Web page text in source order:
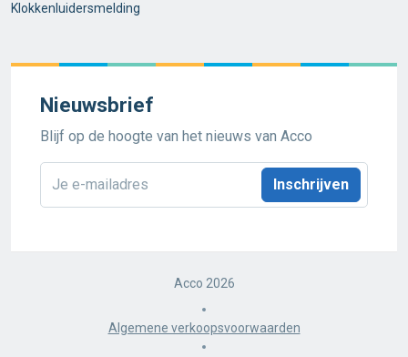
Klokkenluidersmelding
Nieuwsbrief
Blijf op de hoogte van het nieuws van Acco
Acco 2026
Algemene verkoopsvoorwaarden